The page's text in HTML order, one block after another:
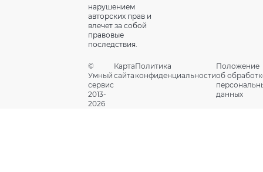
нарушением
авторских прав и
влечет за собой
правовые
последствия.
©
Умный
сервис
2013-
2026
Карта
сайта
Политика
конфиденциальности
Положение
об
данных